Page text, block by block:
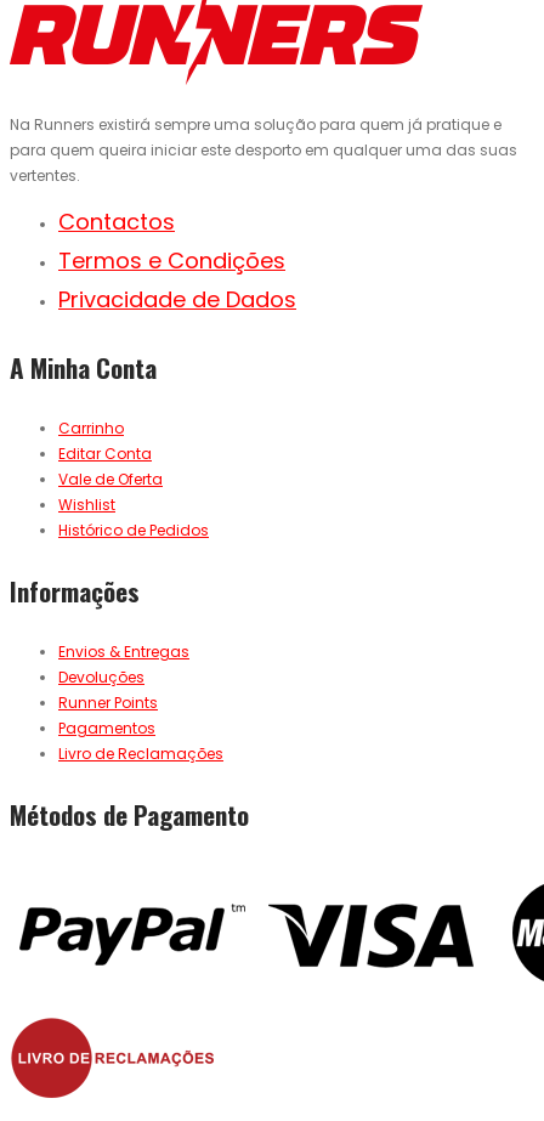
Na Runners existirá sempre uma solução para quem já pratique e
para quem queira iniciar este desporto em qualquer uma das suas
vertentes.
Contactos
Termos e Condições
Privacidade de Dados
A Minha Conta
Carrinho
Editar Conta
Vale de Oferta
Wishlist
Histórico de Pedidos
Informações
Envios & Entregas
Devoluções
Runner Points
Pagamentos
Livro de Reclamações
Métodos de Pagamento